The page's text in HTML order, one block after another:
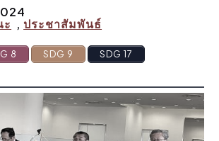
, ประชาสัมพันธ์
8 SDG 9
SDG 17